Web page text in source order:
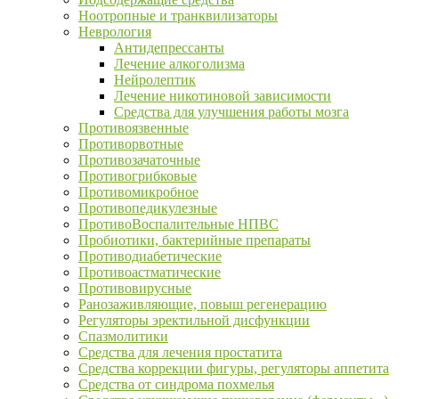
Ноотропные и транквилизаторы
Неврология
Антидепрессанты
Лечение алкоголизма
Нейролептик
Лечение никотиновой зависимости
Средства для улучшения работы мозга
Противоязвенные
Противорвотные
Противозачаточные
Противогрибковые
Противомикробное
Противопедикулезные
ПротивоВоспалительные НПВС
Пробиотики, бактерийные препараты
Противодиабетические
Противоастматические
Противовирусные
Ранозаживляющие, повыш регенерацию
Регуляторы эректильной дисфункции
Спазмолитики
Средства для лечения простатита
Средства коррекции фигуры, регуляторы аппетита
Средства от синдрома похмелья